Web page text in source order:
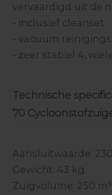
vervaardigd uit de
- inclusief cleanset
- vacuum
- zeer stabiel 4,
Technische
70
Aansluitwaarde: 230
Gewicht: 43 kg.
Zuigvolume: 250